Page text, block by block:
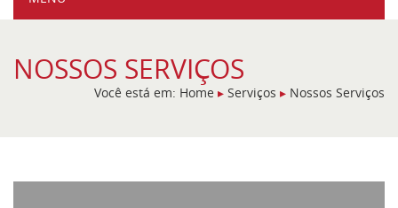
NOSSOS SERVIÇOS
Você está em: Home ▸ Serviços ▸ Nossos Serviços